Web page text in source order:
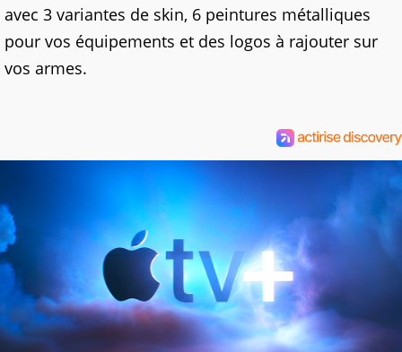
avec 3 variantes de skin, 6 peintures métalliques
pour vos équipements et des logos à rajouter sur
vos armes.